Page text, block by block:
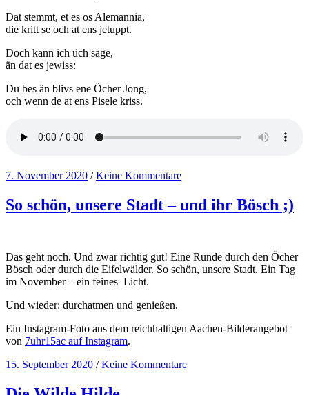
Dat stemmt, et es os Alemannia,
die kritt se och at ens jetuppt.
Doch kann ich üch sage,
än dat es jewiss:
Du bes än blivs ene Öcher Jong,
och wenn de at ens Pisele kriss.
7. November 2020 / Keine Kommentare
So schön, unsere Stadt – und ihr Bösch ;)
Das geht noch. Und zwar richtig gut! Eine Runde durch den Öcher
Bösch oder durch die Eifelwälder. So schön, unsere Stadt. Ein Tag
im November – ein feines Licht.
Und wieder: durchatmen und genießen.
Ein Instagram-Foto aus dem reichhaltigen Aachen-Bilderangebot
von 7uhr15ac auf Instagram.
15. September 2020 / Keine Kommentare